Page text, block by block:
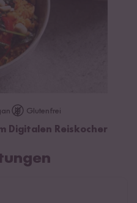
Glutenfrei
Digitalen Reiskocher